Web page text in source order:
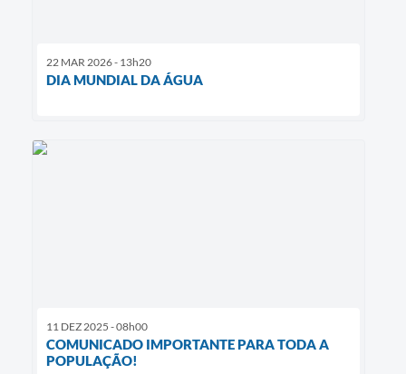
22 MAR 2026 - 13h20
DIA MUNDIAL DA ÁGUA
11 DEZ 2025 - 08h00
COMUNICADO IMPORTANTE PARA TODA A
POPULAÇÃO!